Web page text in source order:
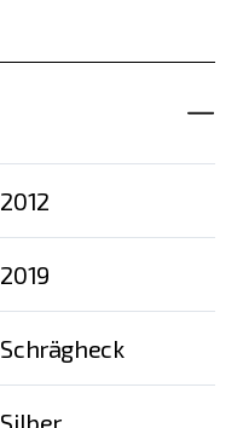
2012
2019
Schrägheck
Silber